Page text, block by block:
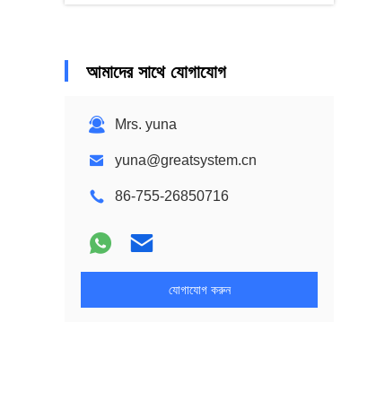
আমাদের সাথে যোগাযোগ
Mrs. yuna
yuna@greatsystem.cn
86-755-26850716
যোগাযোগ করুন